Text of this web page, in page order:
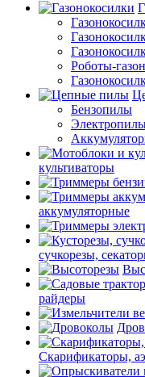
Роботы-
Бензопилы
культиваторы
аккумуляторные
сучкорезы,
райдеры
Скарификаторы,